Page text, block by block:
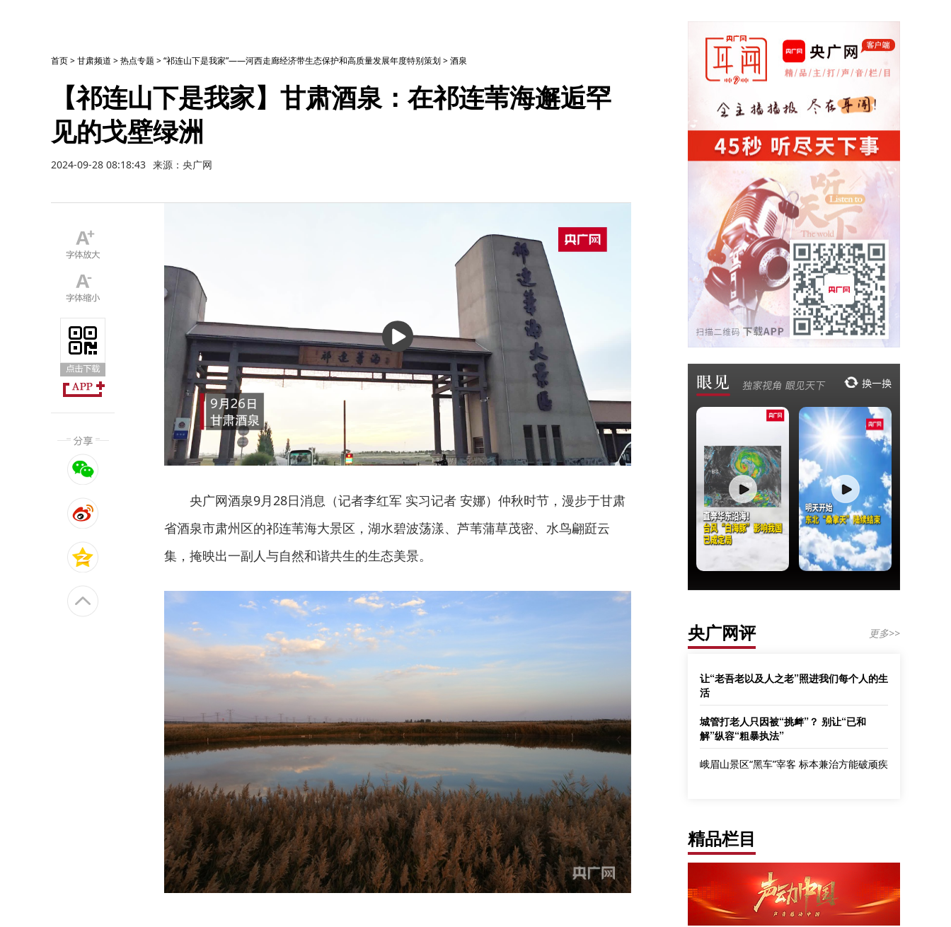
首页>甘肃频道 >热点专题 >“祁连山下是我家”——河西走廊经济带生态保护和高质量发展年度特别策划>酒泉
【祁连山下是我家】甘肃酒泉：在祁连苇海邂逅罕
见的戈壁绿洲
2024-09-28 08:18:43 来源：央广网
播
放
央广网酒泉9月28日消息（记者李红军 实习记者 安娜）仲秋时节，漫步于甘肃
省酒泉市肃州区的祁连苇海大景区，湖水碧波荡漾、芦苇蒲草茂密、水鸟翩跹云
集，掩映出一副人与自然和谐共生的生态美景。
央广网评 更多>>
让“老吾老以及人之老”照进我们每个人的生
活
城管打老人只因被“挑衅”？ 别让“已和
解”纵容“粗暴执法”
峨眉山景区“黑车”宰客 标本兼治方能破顽疾
精品栏目